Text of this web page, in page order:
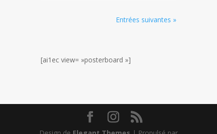
Entrées suivantes »
[ai1ec view= »posterboard »]